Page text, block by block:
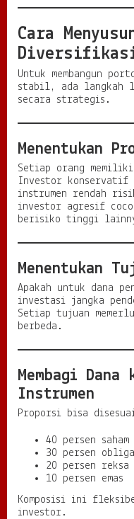
Cara
Diversifikasi
Untuk membangun
stabil, ada langkah
secara strategis.
Menentukan
Setiap orang
Investor konservatif
instrumen rendah
investor agresif
berisiko tinggi
Menentukan
Apakah untuk dana
investasi jangka
Setiap tujuan
berbeda.
Membagi Dana
Instrumen
Proporsi bisa
40 persen saham
30 persen
20 persen
10 persen emas
Komposisi ini
investor.